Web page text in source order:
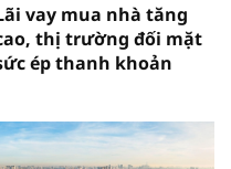
vay mua nhà tăng
thị trường đối mặt
ép thanh khoản